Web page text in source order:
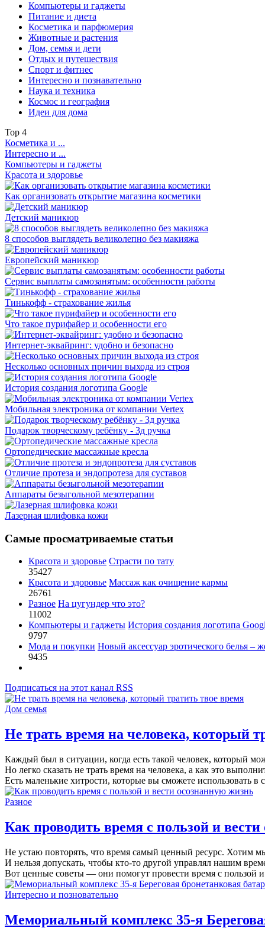
Компьютеры и гаджеты
Питание и диета
Косметика и парфюмерия
Животные и растения
Дом, семья и дети
Отдых и путешествия
Спорт и фитнес
Интересно и познавательно
Наука и техника
Космос и география
Идеи для дома
Top 4
Косметика и ...
Интересно и ...
Компьютеры и гаджеты
Красота и здоровье
Как организовать открытие магазина косметики
Детский маникюр
8 способов выглядеть великолепно без макияжа
Европейский маникюр
Сервис выплаты самозанятым: особенности работы
Тинькофф - страхование жилья
Что такое пурифайер и особенности его
Интернет-эквайринг: удобно и безопасно
Несколько основных причин выхода из строя
История создания логотипа Google
Мобильная электроника от компании Vertex
Подарок творческому ребёнку - 3д ручка
Ортопедические массажные кресла
Отличие протеза и эндопротеза для суставов
Аппараты безыгольной мезотерапии
Лазерная шлифовка кожи
Самые просматриваемые статьи
Красота и здоровье Страсти по тату
35427
Красота и здоровье Массаж как очищение кармы
26761
Разное На цугундер что это?
11002
Компьютеры и гаджеты История создания логотипа
9797
Мода и покупки Новый аксессуар эротического белья –
9435
Подписаться на этот канал RSS
Дом семья
Не трать время на человека, который
Каждый был в ситуации, когда есть такой человек, который
Но легко сказать не трать время на человека, а как это
Есть маленькие хитрости, которые вы сможете использовать в
Разное
Как проводить время с пользой и
Не устаю повторять, что время самый ценный ресурс. Хотим
И нельзя допускать, чтобы кто-то другой управлял нашим
Вот ценные советы — они помогут провести время с пользой
Интересно и позновательно
Мемориальный комплекс 35-я